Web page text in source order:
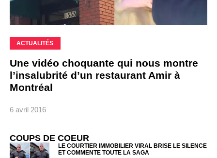
ACTUALITÉS
Une vidéo choquante qui nous montre
l’insalubrité d’un restaurant Amir à
Montréal
6 avril 2016
COUPS DE COEUR
LE COURTIER IMMOBILIER VIRAL BRISE LE SILENCE
ET COMMENTE TOUTE LA SAGA